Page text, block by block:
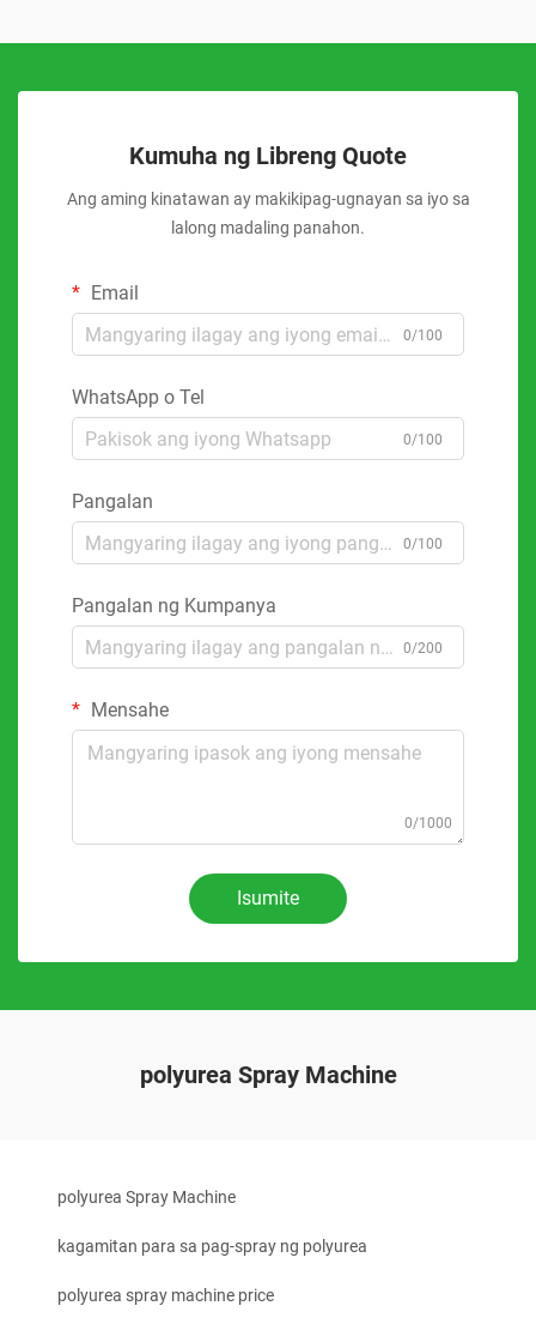
Kumuha ng Libreng Quote
Ang aming kinatawan ay makikipag-ugnayan sa iyo sa
lalong madaling panahon.
Email
0/100
WhatsApp o Tel
0/100
Pangalan
0/100
Pangalan ng Kumpanya
0/200
Mensahe
0/1000
Isumite
polyurea Spray Machine
polyurea Spray Machine
kagamitan para sa pag-spray ng polyurea
polyurea spray machine price